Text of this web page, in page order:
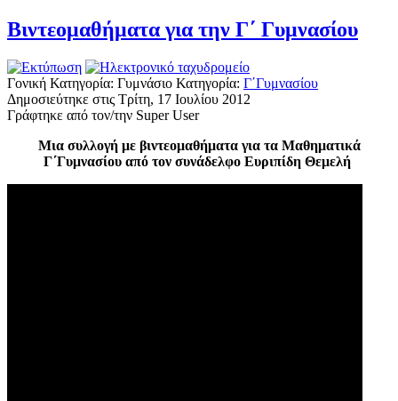
Βιντεομαθήματα για την Γ΄ Γυμνασίου
Γονική Κατηγορία: Γυμνάσιο Κατηγορία: Γ΄Γυμνασίου
Δημοσιεύτηκε στις Τρίτη, 17 Ιουλίου 2012
Γράφτηκε από τον/την Super User
Μια συλλογή με βιντεομαθήματα για τα Μαθηματικά
Γ΄Γυμνασίου από τον συνάδελφο Ευριπίδη Θεμελή